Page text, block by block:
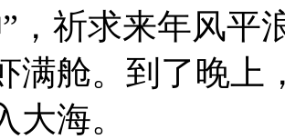
，祈求来年风平
满舱。到了晚上
大海。